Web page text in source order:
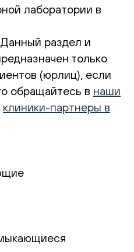
лаборатории в
раздел и
только
(юрлиц), если
обращайтесь в наши
клиники-партнеры в